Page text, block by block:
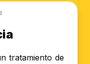
tratamiento de